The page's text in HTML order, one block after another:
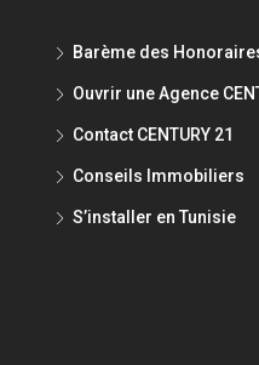
Barème des Honoraires
Ouvrir une Agence
Contact CENTURY 21
Conseils Immobiliers
S’installer en Tunisie